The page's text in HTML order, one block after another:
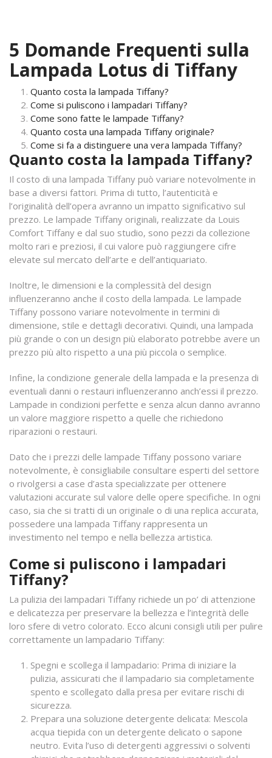
5 Domande Frequenti sulla
Lampada Lotus di Tiffany
Quanto costa la lampada Tiffany?
Come si puliscono i lampadari Tiffany?
Come sono fatte le lampade Tiffany?
Quanto costa una lampada Tiffany originale?
Come si fa a distinguere una vera lampada Tiffany?
Quanto costa la lampada Tiffany?
Il costo di una lampada Tiffany può variare notevolmente in
base a diversi fattori. Prima di tutto, l’autenticità e
l’originalità dell’opera avranno un impatto significativo sul
prezzo. Le lampade Tiffany originali, realizzate da Louis
Comfort Tiffany e dal suo studio, sono pezzi da collezione
molto rari e preziosi, il cui valore può raggiungere cifre
elevate sul mercato dell’arte e dell’antiquariato.
Inoltre, le dimensioni e la complessità del design
influenzeranno anche il costo della lampada. Le lampade
Tiffany possono variare notevolmente in termini di
dimensione, stile e dettagli decorativi. Quindi, una lampada
più grande o con un design più elaborato potrebbe avere un
prezzo più alto rispetto a una più piccola o semplice.
Infine, la condizione generale della lampada e la presenza di
eventuali danni o restauri influenzeranno anch’essi il prezzo.
Lampade in condizioni perfette e senza alcun danno avranno
un valore maggiore rispetto a quelle che richiedono
riparazioni o restauri.
Dato che i prezzi delle lampade Tiffany possono variare
notevolmente, è consigliabile consultare esperti del settore
o rivolgersi a case d’asta specializzate per ottenere
valutazioni accurate sul valore delle opere specifiche. In ogni
caso, sia che si tratti di un originale o di una replica accurata,
possedere una lampada Tiffany rappresenta un
investimento nel tempo e nella bellezza artistica.
Come si puliscono i lampadari
Tiffany?
La pulizia dei lampadari Tiffany richiede un po’ di attenzione
e delicatezza per preservare la bellezza e l’integrità delle
loro sfere di vetro colorato. Ecco alcuni consigli utili per pulire
correttamente un lampadario Tiffany:
Spegni e scollega il lampadario: Prima di iniziare la
pulizia, assicurati che il lampadario sia completamente
spento e scollegato dalla presa per evitare rischi di
sicurezza.
Prepara una soluzione detergente delicata: Mescola
acqua tiepida con un detergente delicato o sapone
neutro. Evita l’uso di detergenti aggressivi o solventi